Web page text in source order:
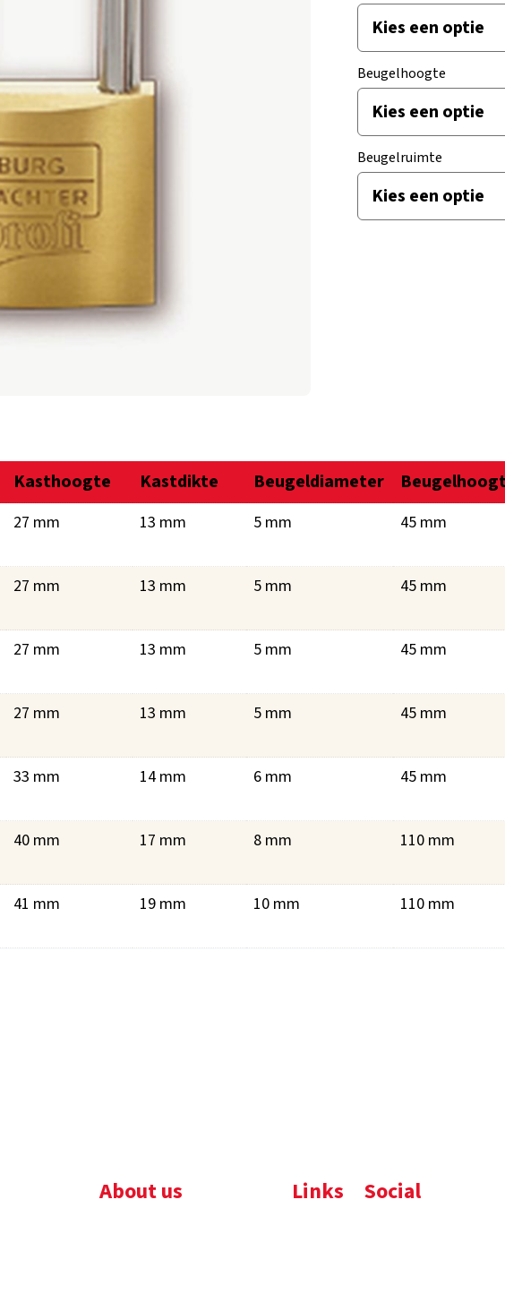
Beugelhoogte
Beugelruimte
Kasthoogte Kastdikte Beugeldiameter
27 mm 13 mm 5 mm 45 mm
27 mm 13 mm 5 mm 45 mm
27 mm 13 mm 5 mm 45 mm
27 mm 13 mm 5 mm 45 mm
33 mm 14 mm 6 mm 45 mm
40 mm 17 mm 8 mm 110 mm
41 mm 19 mm 10 mm 110 mm
About us Links Social